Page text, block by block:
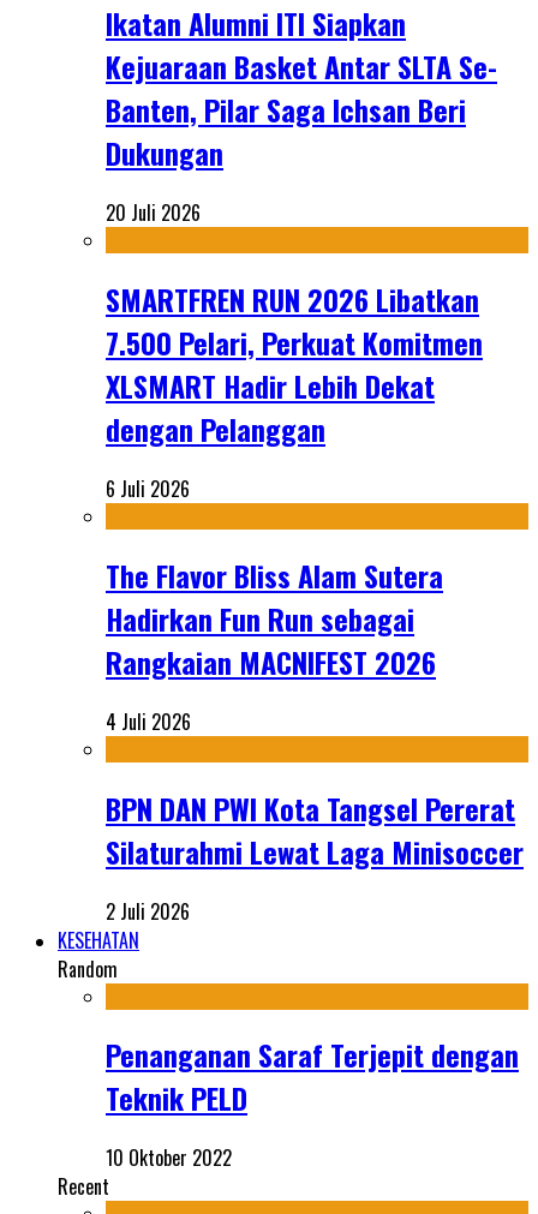
Ikatan Alumni ITI Siapkan
Kejuaraan Basket Antar SLTA Se-
Banten, Pilar Saga Ichsan Beri
Dukungan
20 Juli 2026
SMARTFREN RUN 2026 Libatkan
7.500 Pelari, Perkuat Komitmen
XLSMART Hadir Lebih Dekat
dengan Pelanggan
6 Juli 2026
The Flavor Bliss Alam Sutera
Hadirkan Fun Run sebagai
Rangkaian MACNIFEST 2026
4 Juli 2026
BPN DAN PWI Kota Tangsel Pererat
Silaturahmi Lewat Laga Minisoccer
2 Juli 2026
KESEHATAN
Random
Penanganan Saraf Terjepit dengan
Teknik PELD
10 Oktober 2022
Recent